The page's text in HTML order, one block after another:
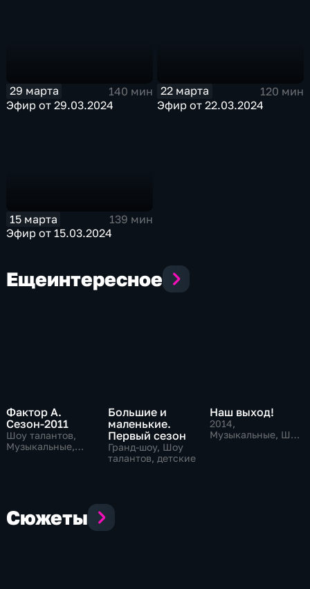
29 марта
140 мин
Эфир от 29.03.2024
22 марта
120 мин
Эфир от 22.03.2024
15 марта
139 мин
Эфир от 15.03.2024
Ещеинтересное
Фактор А.
Сезон-2011
Шоу талантов,
Музыкальные,
Большие и
маленькие.
Первый сезон
Гранд-шоу, Шоу
талантов, детские
Наш выход!
2014,
Музыкальные, Шоу
Сюжеты